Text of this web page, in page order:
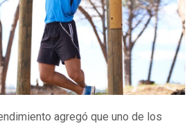
agregó que uno de los